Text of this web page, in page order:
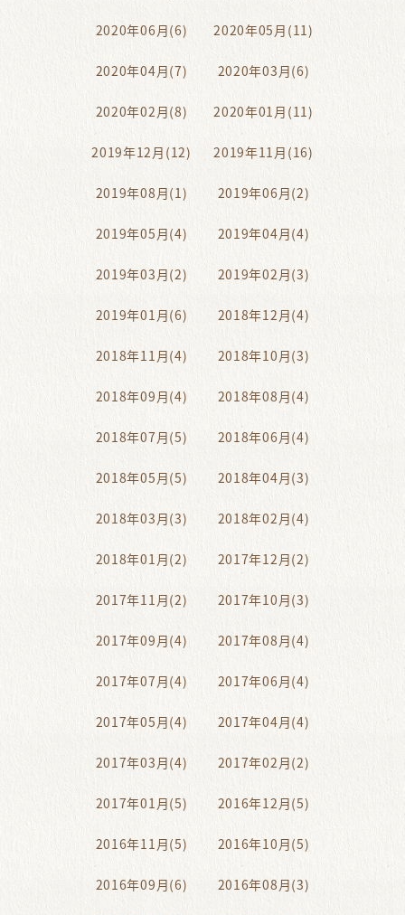
2020年06月(6) 2020年05月(11)
2020年04月(7) 2020年03月(6)
2020年02月(8) 2020年01月(11)
2019年12月(12) 2019年11月(16)
2019年08月(1) 2019年06月(2)
2019年05月(4) 2019年04月(4)
2019年03月(2) 2019年02月(3)
2019年01月(6) 2018年12月(4)
2018年11月(4) 2018年10月(3)
2018年09月(4) 2018年08月(4)
2018年07月(5) 2018年06月(4)
2018年05月(5) 2018年04月(3)
2018年03月(3) 2018年02月(4)
2018年01月(2) 2017年12月(2)
2017年11月(2) 2017年10月(3)
2017年09月(4) 2017年08月(4)
2017年07月(4) 2017年06月(4)
2017年05月(4) 2017年04月(4)
2017年03月(4) 2017年02月(2)
2017年01月(5) 2016年12月(5)
2016年11月(5) 2016年10月(5)
2016年09月(6) 2016年08月(3)